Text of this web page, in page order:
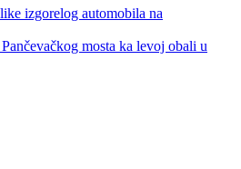
izgorelog automobila na
mosta ka levoj obali u